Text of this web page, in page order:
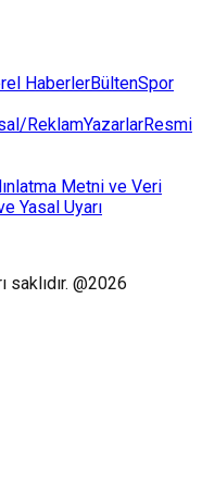
HaberlerBültenSpor
ReklamYazarlarResmi
Metni ve Veri
Yasal Uyarı
saklıdır. @2026